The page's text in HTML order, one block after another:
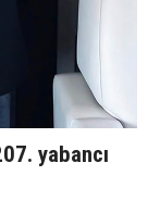
yabancı